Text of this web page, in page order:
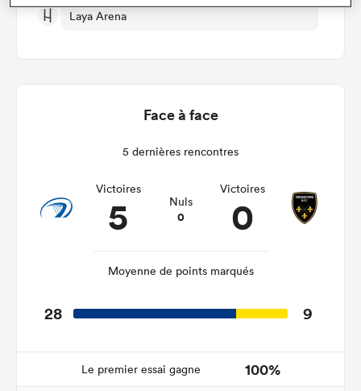
Laya Arena
Face à face
5 dernières rencontres
Victoires
5 Nuls
0
Victoires
0
Moyenne de points marqués
28 9
Le premier essai gagne 100%